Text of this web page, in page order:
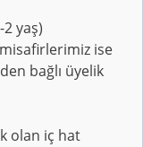
yaş)
ise
bağlı üyelik
olan iç hat